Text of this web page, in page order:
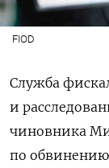
FIOD
Служба
и
чиновника
по обвинению